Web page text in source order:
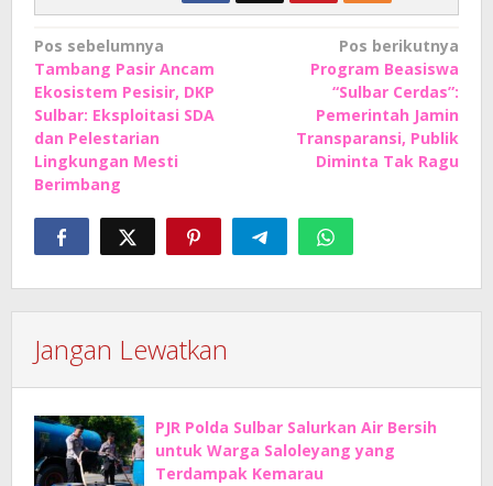
Navigasi
pos
Pos sebelumnya
Tambang Pasir Ancam
Ekosistem Pesisir, DKP
Sulbar: Eksploitasi SDA
dan Pelestarian
Lingkungan Mesti
Berimbang
Pos berikutnya
Program Beasiswa
“Sulbar Cerdas”:
Pemerintah Jamin
Transparansi, Publik
Diminta Tak Ragu
Jangan Lewatkan
PJR Polda Sulbar Salurkan Air Bersih
untuk Warga Saloleyang yang
Terdampak Kemarau